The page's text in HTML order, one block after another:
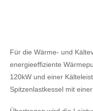
Für die Wärme- und
energieeffiziente
120kW und einer
Spitzenlastkessel mit